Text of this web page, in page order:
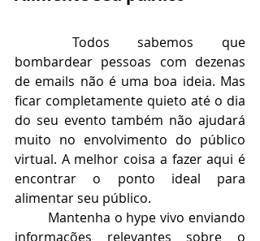
Todos sabemos que
bombardear pessoas com dezenas
de emails não é uma boa ideia. Mas
ficar completamente quieto até o dia
do seu evento também não ajudará
muito no envolvimento do público
virtual. A melhor coisa a fazer aqui é
encontrar o ponto ideal para
alimentar seu público.
Mantenha o hype vivo enviando
informações relevantes sobre o